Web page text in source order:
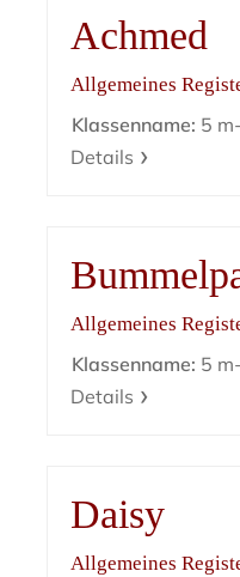
Achmed
Allgemeines
Klassenname: 5
Details
Allgemeines
Klassenname: 5
Details
Daisy
Allgemeines